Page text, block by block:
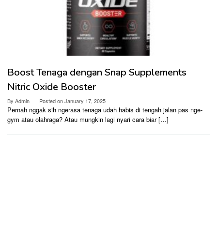
Boost Tenaga dengan Snap Supplements
Nitric Oxide Booster
By Admin Posted onJanuary 17, 2025
Pernah nggak sih ngerasa tenaga udah habis di tengah jalan pas nge-
gym atau olahraga? Atau mungkin lagi nyari cara biar […]